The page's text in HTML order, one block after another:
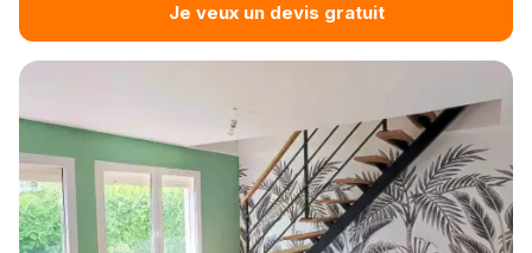
Je veux un devis gratuit